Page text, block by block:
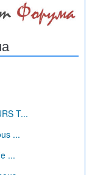
T...
...
...